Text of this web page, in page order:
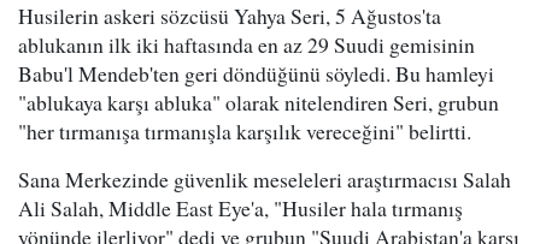
Husilerin askeri sözcüsü Yahya Seri, 5 Ağustos'ta
ablukanın ilk iki haftasında en az 29 Suudi gemisinin
Babu'l Mendeb'ten geri döndüğünü söyledi. Bu hamleyi
"ablukaya karşı abluka" olarak nitelendiren Seri, grubun
"her tırmanışa tırmanışla karşılık vereceğini" belirtti.
Sana Merkezinde güvenlik meseleleri araştırmacısı Salah
Ali Salah, Middle East Eye'a, "Husiler hala tırmanış
yönünde ilerliyor" dedi ve grubun "Suudi Arabistan'a karşı